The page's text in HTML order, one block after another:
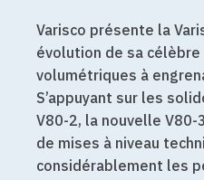
Varisco présente la
évolution de sa
volumétriques à
S’appuyant sur les
V80-2, la nouvelle
de mises à niveau
considérablement les